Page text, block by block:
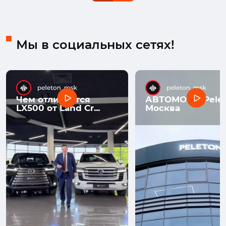
Мы в социальных сетях!
Чем отличается
LX500 от Land Cr...
АВТОМОЛЛ
Москва